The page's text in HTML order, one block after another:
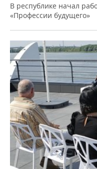
В республике начал
«Профессии будущего»